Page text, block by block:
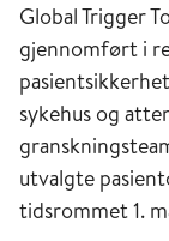
Global Trigger
gjennomført i
sykehus og
utvalgte
tidsrommet 1.